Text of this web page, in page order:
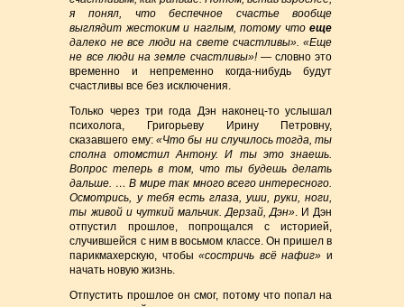
я понял, что беспечное счастье вообще
выглядит жестоким и наглым, потому чтоеще
далеко не все люди на свете счастливы». «Еще
не все люди на земле счастливы»!— словно это
временно и непременно когда-нибудь будут
счастливы все без исключения.
Только через три года Дэн наконец-то услышал
психолога, Григорьеву Ирину Петровну,
сказавшего ему:«Что бы ни случилось тогда, ты
сполна отомстил Антону. И ты это знаешь.
Вопрос теперь в том, что ты будешь делать
дальше. … В мире так много всего интересного.
Осмотрись, у тебя есть глаза, уши, руки, ноги,
ты живой и чуткий мальчик. Дерзай, Дэн». И Дэн
отпустил прошлое, попрощался с историей,
случившейся с ним в восьмом классе. Он пришел в
парикмахерскую, чтобы«состричь всё нафиг» и
начать новую жизнь.
Отпустить прошлое он смог, потому что попал на